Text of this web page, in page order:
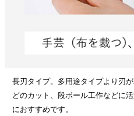
長刃タイプ。多用途タイプより刃
どのカット、段ボール工作などに
におすすめです。